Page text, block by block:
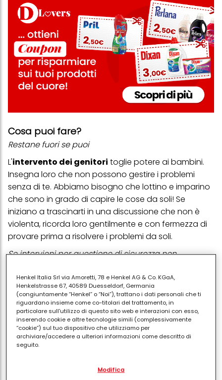
Cosa puoi fare?
Restane fuori se puoi
L'intervento dei genitori toglie potere ai bambini.
Insegna loro che non possono gestire i problemi
senza di te. Abbiamo bisogno che lottino e imparino
che sono in grado di capire le cose da soli! Se
iniziano a trascinarti in una discussione che non è
violenta, ricorda loro gentilmente e con fermezza di
provare prima a risolvere i problemi da soli.
Se intervieni per questione di sicurezza non
Piccole risposte modellano la regolazione emotiva.
Dobbiamo essere la calma per il loro caos. Nei casi in
cui entrambi i bambini sono colpevoli o entrambi si
colpiscono a vicenda, puoi dire queste cose a
entrambi. L'obiettivo è convalidare i grandi sentimenti
e mantenere un confine che impedisca ai tuoi figli di
Dai loro tempo e spazio per calmarsi
Henkel Italia Srl via Amoretti, 78 e Henkel AG & Co. KGaA,
Henkelstrasse 67, 40589 Duesseldorf, Germania
(congiuntamente “Henkel” o “Noi”), trattano i dati personali che ti
riguardano insieme come co-titolari del trattamento, in
particolare sull'utilizzo di questo sito web e interazioni con esso,
inserendo cookie e altre tecnologie simili (complessivamente
“cookie”) sul tuo dispositivo che utilizziamo per
archiviare/accedere a ulteriori informazioni come descritto di
seguito.
separati o co-titolari come indicato nella nostra Informativa sulla
Modifica